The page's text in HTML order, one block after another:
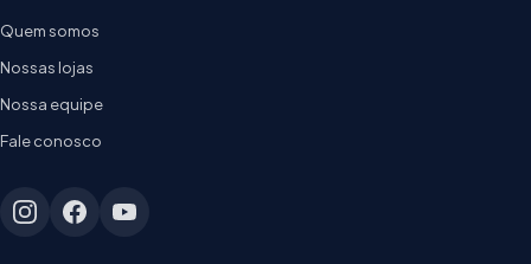
Quem somos
Nossas lojas
Nossa equipe
Fale conosco